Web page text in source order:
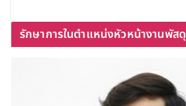
รักษาการในตำแหน่งหัวหน้างานพัสดุ